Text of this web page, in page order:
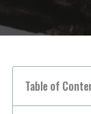
Table of